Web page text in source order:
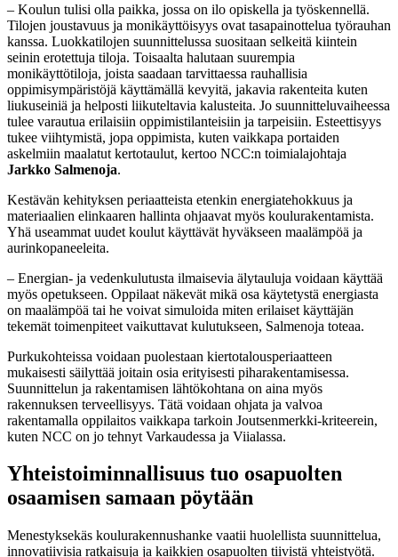
– Koulun tulisi olla paikka, jossa on ilo opiskella ja työskennellä.
Tilojen joustavuus ja monikäyttöisyys ovat tasapainottelua työrauhan
kanssa. Luokkatilojen suunnittelussa suositaan selkeitä kiintein
seinin erotettuja tiloja. Toisaalta halutaan suurempia
monikäyttötiloja, joista saadaan tarvittaessa rauhallisia
oppimisympäristöjä käyttämällä kevyitä, jakavia rakenteita kuten
liukuseiniä ja helposti liikuteltavia kalusteita. Jo suunnitteluvaiheessa
tulee varautua erilaisiin oppimistilanteisiin ja tarpeisiin. Esteettisyys
tukee viihtymistä, jopa oppimista, kuten vaikkapa portaiden
askelmiin maalatut kertotaulut, kertoo NCC:n toimialajohtaja
Jarkko Salmenoja.
Kestävän kehityksen periaatteista etenkin energiatehokkuus ja
materiaalien elinkaaren hallinta ohjaavat myös koulurakentamista.
Yhä useammat uudet koulut käyttävät hyväkseen maalämpöä ja
aurinkopaneeleita.
– Energian- ja vedenkulutusta ilmaisevia älytauluja voidaan käyttää
myös opetukseen. Oppilaat näkevät mikä osa käytetystä energiasta
on maalämpöä tai he voivat simuloida miten erilaiset käyttäjän
tekemät toimenpiteet vaikuttavat kulutukseen, Salmenoja toteaa.
Purkukohteissa voidaan puolestaan kiertotalousperiaatteen
mukaisesti säilyttää joitain osia erityisesti piharakentamisessa.
Suunnittelun ja rakentamisen lähtökohtana on aina myös
rakennuksen terveellisyys. Tätä voidaan ohjata ja valvoa
rakentamalla oppilaitos vaikkapa tarkoin Joutsenmerkki-kriteerein,
kuten NCC on jo tehnyt Varkaudessa ja Viialassa.
Yhteistoiminnallisuus tuo osapuolten
osaamisen samaan pöytään
Menestyksekäs koulurakennushanke vaatii huolellista suunnittelua,
innovatiivisia ratkaisuja ja kaikkien osapuolten tiivistä yhteistyötä.